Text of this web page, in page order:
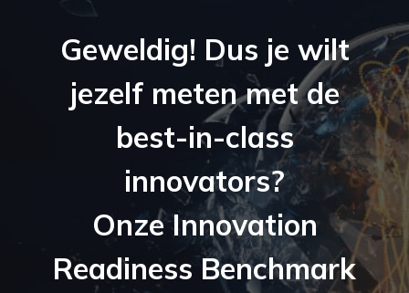
Geweldig! Dus je wilt
jezelf meten met de
best-in-class
innovators?
Onze Innovation
Readiness Benchmark